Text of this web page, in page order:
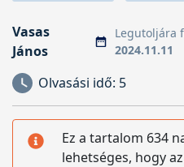
Vasas
János
Legutoljára
2024.11.11
Olvasási idő: 5
Ez a tartalom 634
lehetséges, hogy